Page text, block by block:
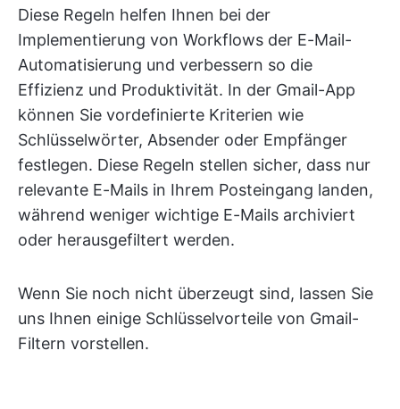
Diese Regeln helfen Ihnen bei der
Implementierung von Workflows der E-Mail-
Automatisierung und verbessern so die
Effizienz und Produktivität. In der Gmail-App
können Sie vordefinierte Kriterien wie
Schlüsselwörter, Absender oder Empfänger
festlegen. Diese Regeln stellen sicher, dass nur
relevante E-Mails in Ihrem Posteingang landen,
während weniger wichtige E-Mails archiviert
oder herausgefiltert werden.
Wenn Sie noch nicht überzeugt sind, lassen Sie
uns Ihnen einige Schlüsselvorteile von Gmail-
Filtern vorstellen.